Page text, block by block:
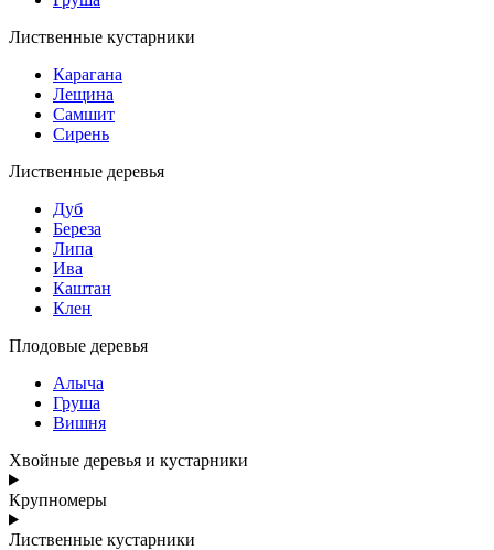
Лиственные кустарники
Карагана
Лещина
Самшит
Сирень
Лиственные деревья
Дуб
Береза
Липа
Ива
Каштан
Клен
Плодовые деревья
Алыча
Груша
Вишня
Хвойные деревья и кустарники
Крупномеры
Лиственные кустарники